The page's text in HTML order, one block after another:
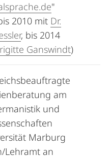
"
2010 mit Dr.
, bis 2014
Ganswindt)
am
und
Marburg
Lehramt an